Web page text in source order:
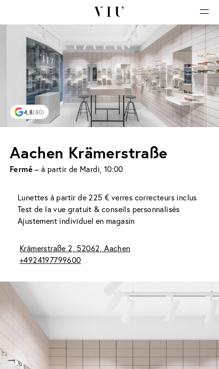
4,8(80)
Aachen Krämerstraße
Fermé – à partir de Mardi, 10:00
Lunettes à partir de 225 € verres correcteurs inclus
Test de la vue gratuit & conseils personnalisés
Ajustement individuel en magasin
Krämerstraße 2, 52062, Aachen
+4924197799600